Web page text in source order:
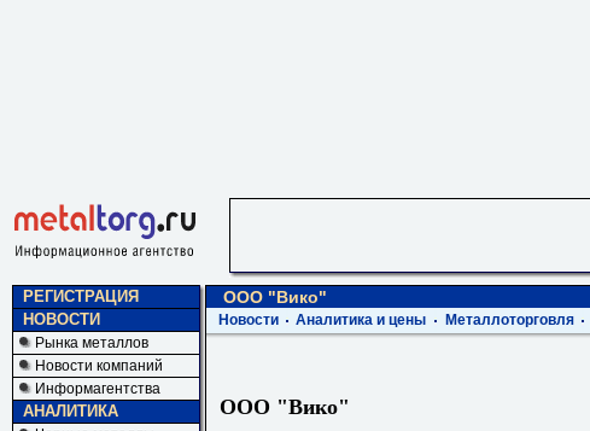
РЕГИСТРАЦИЯ
НОВОСТИ
Рынка металлов
Новости компаний
Информагентства
АНАЛИТИКА
ООО "Вико"
Новости Аналитика и цены Металлоторговля
ООО "Вико"